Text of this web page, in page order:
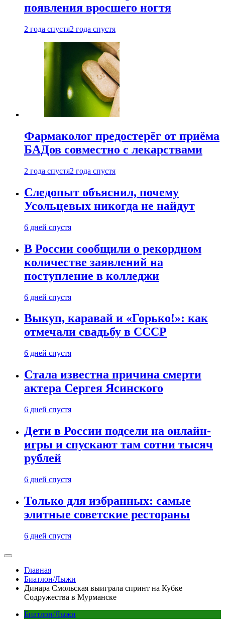
появления вросшего ногтя
2 года спустя2 года спустя
Фармаколог предостерёг от приёма
БАДов совместно с лекарствами
2 года спустя2 года спустя
Следопыт объяснил, почему
Усольцевых никогда не найдут
6 дней спустя
В России сообщили о рекордном
количестве заявлений на
поступление в колледжи
6 дней спустя
Выкуп, каравай и «Горько!»: как
отмечали свадьбу в СССР
6 дней спустя
Стала известна причина смерти
актера Сергея Ясинского
6 дней спустя
Дети в России подсели на онлайн-
игры и спускают там сотни тысяч
рублей
6 дней спустя
Только для избранных: самые
элитные советские рестораны
6 дней спустя
Главная
Биатлон/Лыжи
Динара Смольская выиграла спринт на Кубке
Содружества в Мурманске
Биатлон/Лыжи